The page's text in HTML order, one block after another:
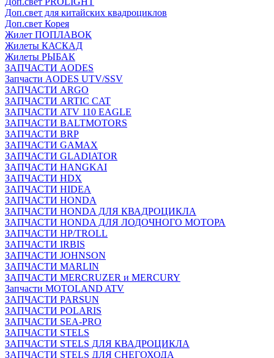
Доп.свет для китайских квадроциклов
Доп.свет Корея
Жилет ПОПЛАВОК
Жилеты КАСКАД
Жилеты РЫБАК
ЗАПЧАСТИ AODES
Запчасти AODES UTV/SSV
ЗАПЧАСТИ ARGO
ЗАПЧАСТИ ARTIC CAT
ЗАПЧАСТИ ATV 110 EAGLE
ЗАПЧАСТИ BALTMOTORS
ЗАПЧАСТИ BRP
ЗАПЧАСТИ GAMAX
ЗАПЧАСТИ GLADIATOR
ЗАПЧАСТИ HANGKAI
ЗАПЧАСТИ HDX
ЗАПЧАСТИ HIDEA
ЗАПЧАСТИ HONDA
ЗАПЧАСТИ HONDA ДЛЯ КВАДРОЦИКЛА
ЗАПЧАСТИ HONDA ДЛЯ ЛОДОЧНОГО МОТОРА
ЗАПЧАСТИ HP/TROLL
ЗАПЧАСТИ IRBIS
ЗАПЧАСТИ JOHNSON
ЗАПЧАСТИ MARLIN
ЗАПЧАСТИ MERCRUZER и MERCURY
Запчасти MOTOLAND ATV
ЗАПЧАСТИ PARSUN
ЗАПЧАСТИ POLARIS
ЗАПЧАСТИ SEA-PRO
ЗАПЧАСТИ STELS
ЗАПЧАСТИ STELS ДЛЯ КВАДРОЦИКЛА
ЗАПЧАСТИ STELS ДЛЯ СНЕГОХОДА